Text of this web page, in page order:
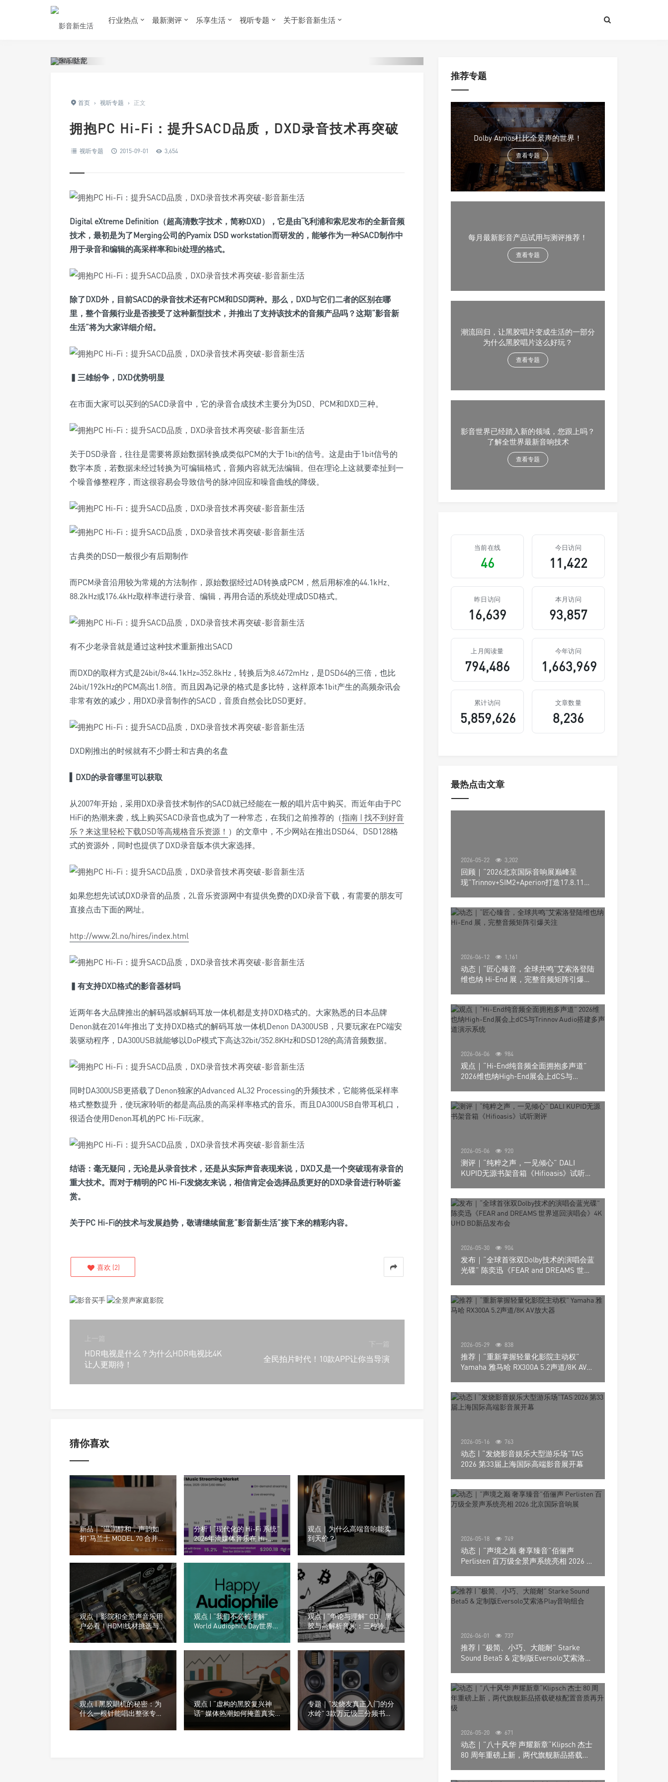
行业热点 最新测评 乐享生活 视听专题 关于影音新生活
首页 › 视听专题 › 正文
拥抱PC Hi-Fi：提升SACD品质，DXD录音技术再突破
视听专题 2015-09-01 3,654
Digital eXtreme Definition（超高清数字技术，简称DXD），它是由飞利浦和索尼发布的全新音频
技术，最初是为了Merging公司的Pyamix DSD workstation而研发的，能够作为一种SACD制作中
用于录音和编辑的高采样率和bit处理的格式。
除了DXD外，目前SACD的录音技术还有PCM和DSD两种。那么，DXD与它们二者的区别在哪
里，整个音频行业是否接受了这种新型技术，并推出了支持该技术的音频产品吗？这期“影音新
生活”将为大家详细介绍。
▍ 三雄纷争，DXD优势明显
在市面大家可以买到的SACD录音中，它的录音合成技术主要分为DSD、PCM和DXD三种。
关于DSD录音，往往是需要将原始数据转换成类似PCM的大于1bit的信号。这是由于1bit信号的
数字本质，若数据未经过转换为可编辑格式，音频内容就无法编辑。但在理论上这就要牵扯到一
个噪音修整程序，而这很容易会导致信号的脉冲回应和噪音曲线的降级。
古典类的DSD一般很少有后期制作
而PCM录音沿用较为常规的方法制作，原始数据经过AD转换成PCM，然后用标准的44.1kHz、
88.2kHz或176.4kHz取样率进行录音、编辑，再用合适的系统处理成DSD格式。
有不少老录音就是通过这种技术重新推出SACD
而DXD的取样方式是24bit/8×44.1kHz=352.8kHz，转换后为8.4672mHz，是DSD64的三倍，也比
24bit/192kHz的PCM高出1.8倍。而且因為记录的格式是多比特，这样原本1bit产生的高频杂讯会
非常有效的减少，用DXD录音制作的SACD，音质自然会比DSD更好。
DXD刚推出的时候就有不少爵士和古典的名盘
DXD的录音哪里可以获取
从2007年开始，采用DXD录音技术制作的SACD就已经能在一般的唱片店中购买。而近年由于PC
HiFi的热潮来袭，线上购买SACD录音也成为了一种常态，在我们之前推荐的（指南 | 找不到好音
乐？来这里轻松下载DSD等高规格音乐资源！ ）的文章中，不少网站在推出DSD64、DSD128格
式的资源外，同时也提供了DXD录音版本供大家选择。
如果您想先试试DXD录音的品质，2L音乐资源网中有提供免费的DXD录音下载，有需要的朋友可
直接点击下面的网址。
http://www.2l.no/hires/index.html
▍ 有支持DXD格式的影音器材吗
近两年各大品牌推出的解码器或解码耳放一体机都是支持DXD格式的。大家熟悉的日本品牌
Denon就在2014年推出了支持DXD格式的解码耳放一体机Denon DA300USB，只要玩家在PC端安
装驱动程序，DA300USB就能够以DoP模式下高达32bit/352.8KHz和DSD128的高清音频数据。
同时DA300USB更搭载了Denon独家的Advanced AL32 Processing的升频技术，它能将低采样率
格式整数提升，使玩家聆听的都是高品质的高采样率格式的音乐。而且DA300USB自带耳机口，
很适合使用Denon耳机的PC Hi-Fi玩家。
结语： 毫无疑问，无论是从录音技术，还是从实际声音表现来说，DXD又是一个突破现有录音的
重大技术。而对于精明的PC Hi-Fi发烧友来说，相信肯定会选择品质更好的DXD录音进行聆听鉴
赏。
关于PC Hi-Fi的技术与发展趋势，敬请继续留意“影音新生活”接下来的精彩内容。
喜欢 (2)
上一篇
HDR电视是什么？为什么HDR电视比4K
让人更期待！
下一篇
全民拍片时代！10款APP让你当导演
猜你喜欢
新品｜“温润醇和，声韵如
初”马兰士 MODEL 70 合并功
放 & CD 70 播放器正式发布
分析 | “现代化的 Hi-Fi 系统”
2026年流媒体音乐在 Hi-
Fi（高保真）市场的表现
观点｜为什么高端音响能卖
到天价？
观点｜影院和全景声音乐用
户必看！HDMI线材挑选与音
质升级指南
观点 | “我们不必被理解”
World Audiophile Day世界发
观点 | “争论与理解” CD、黑
胶与高解析音频：三种聆听
方式的对比
观点 | 黑胶唱机的秘密：为
什么一根针能唱出整张专
辑？
观点 | “虚构的黑胶复兴神
话” 媒体热潮如何掩盖真实
专题｜“发烧友真正入门的分
水岭” 3款万元级三分频书架
音箱横评
推荐专题
Dolby Atmos杜比全景声的世界！
查看专题
每月最新影音产品试用与测评推荐！
查看专题
潮流回归，让黑胶唱片变成生活的一部分
为什么黑胶唱片这么好玩？
查看专题
影音世界已经踏入新的领域，您跟上吗？
了解全世界最新音响技术
查看专题
当前在线
46
今日访问
11,422
昨日访问
16,639
本月访问
93,857
上月阅读量
794,486
今年访问
1,663,969
累计访问
5,859,626
文章数量
8,236
最热点击文章
2026-05-22 3,202
回顾｜“2026北京国际音响展巅峰呈
现”Trinnov+SIM2+Aperion打造17.8.11声
2026-06-12 1,161
动态｜“匠心臻音，全球共鸣”艾索洛登陆
维也纳 Hi-End 展，完整音频矩阵引爆关
2026-06-06 984
观点｜“Hi-End纯音频全面拥抱多声道”
2026维也纳High-End展会上dCS与
2026-05-06 920
测评｜“纯粹之声，一见倾心” DALI
KUPID无源书架音箱《Hifioasis》试听测
2026-05-30 904
发布｜“全球首张双Dolby技术的演唱会蓝
光碟” 陈奕迅《FEAR and DREAMS 世界
2026-05-29 838
推荐｜“重新掌握轻量化影院主动权”
Yamaha 雅马哈 RX300A 5.2声道/8K AV放
2026-05-16 763
动态 | “发烧影音娱乐大型游乐场”TAS
2026 第33届上海国际高端影音展开幕
2026-05-18 749
动态｜”声境之巅 奢享臻音”佰俪声
Perlisten 百万级全景声系统亮相 2026 北
2026-06-01 737
推荐 | “极简、小巧、大能耐” Starke
Sound Beta5 & 定制版Eversolo艾索洛
2026-05-20 671
动态｜”八十风华 声耀新章“Klipsch 杰士
80 周年重磅上新，两代旗舰新品搭载硬